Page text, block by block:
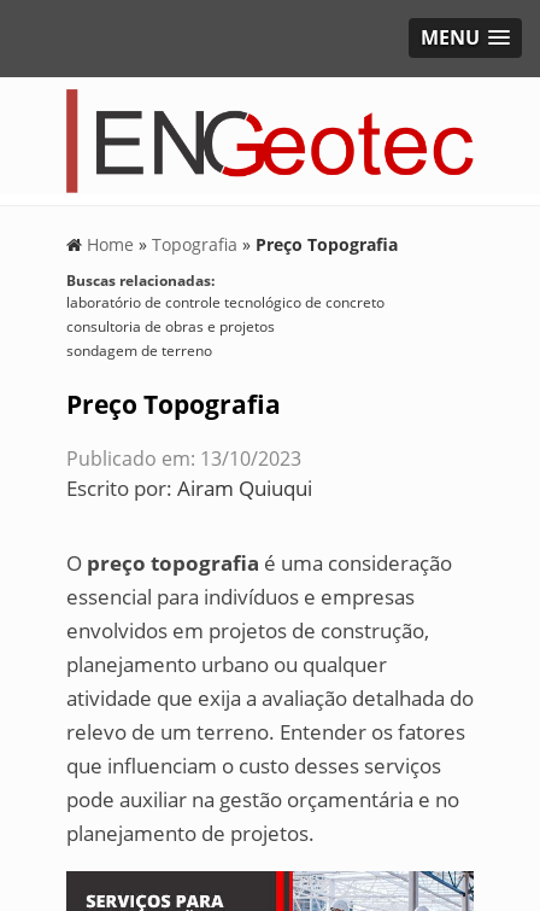
MENU
Home » Topografia » Preço Topografia
Buscas relacionadas:
laboratório de controle tecnológico de concreto
consultoria de obras e projetos
sondagem de terreno
Preço Topografia
Publicado em: 13/10/2023
Escrito por: Airam Quiuqui
O preço topografia é uma consideração
essencial para indivíduos e empresas
envolvidos em projetos de construção,
planejamento urbano ou qualquer
atividade que exija a avaliação detalhada do
relevo de um terreno. Entender os fatores
que influenciam o custo desses serviços
pode auxiliar na gestão orçamentária e no
planejamento de projetos.